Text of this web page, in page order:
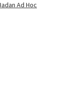
Ad Hoc